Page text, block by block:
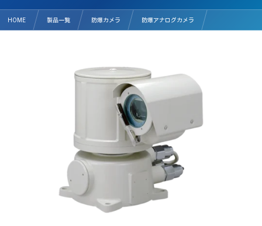
HOME 製品一覧 防爆カメラ 防爆アナログカメラ